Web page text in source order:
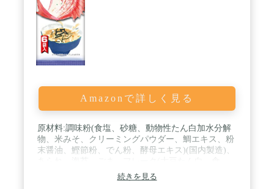
Amazonで詳しく見る
原材料:調味粉(食塩、砂糖、動物性たん白加水分解
物、米みそ、クリーミングパウダー、鯛エキス、粉
末醤油、鰹節粉、でん粉、酵母エキス)(国内製造)、
塩、鯛エキス、鮭エキス)/調味料(アミノ酸等)、カ
ラメル色素、酸化防止剤(ビタミンE)、香料、(一部
続きを見る